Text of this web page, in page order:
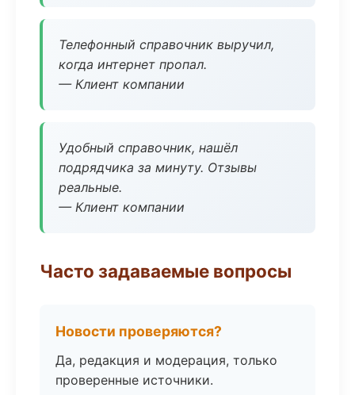
Телефонный справочник выручил,
когда интернет пропал.
— Клиент компании
Удобный справочник, нашёл
подрядчика за минуту. Отзывы
реальные.
— Клиент компании
Часто задаваемые вопросы
Новости проверяются?
Да, редакция и модерация, только
проверенные источники.